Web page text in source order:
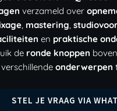
verzameld over
, mastering,
en praktische
de ronde knoppen
onderwerpen
STEL JE VRAAG VIA